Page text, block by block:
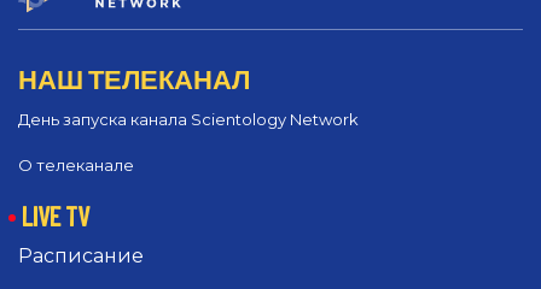
НАШ ТЕЛЕКАНАЛ
День запуска канала Scientology Network
О телеканале
LIVE TV
Расписание